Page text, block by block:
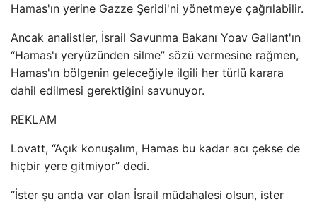
Hamas'ın yerine Gazze Şeridi'ni yönetmeye çağrılabilir.
Ancak analistler, İsrail Savunma Bakanı Yoav Gallant'ın
“Hamas'ı yeryüzünden silme” sözü vermesine rağmen,
Hamas'ın bölgenin geleceğiyle ilgili her türlü karara
dahil edilmesi gerektiğini savunuyor.
REKLAM
Lovatt, “Açık konuşalım, Hamas bu kadar acı çekse de
hiçbir yere gitmiyor” dedi.
“İster şu anda var olan İsrail müdahalesi olsun, ister